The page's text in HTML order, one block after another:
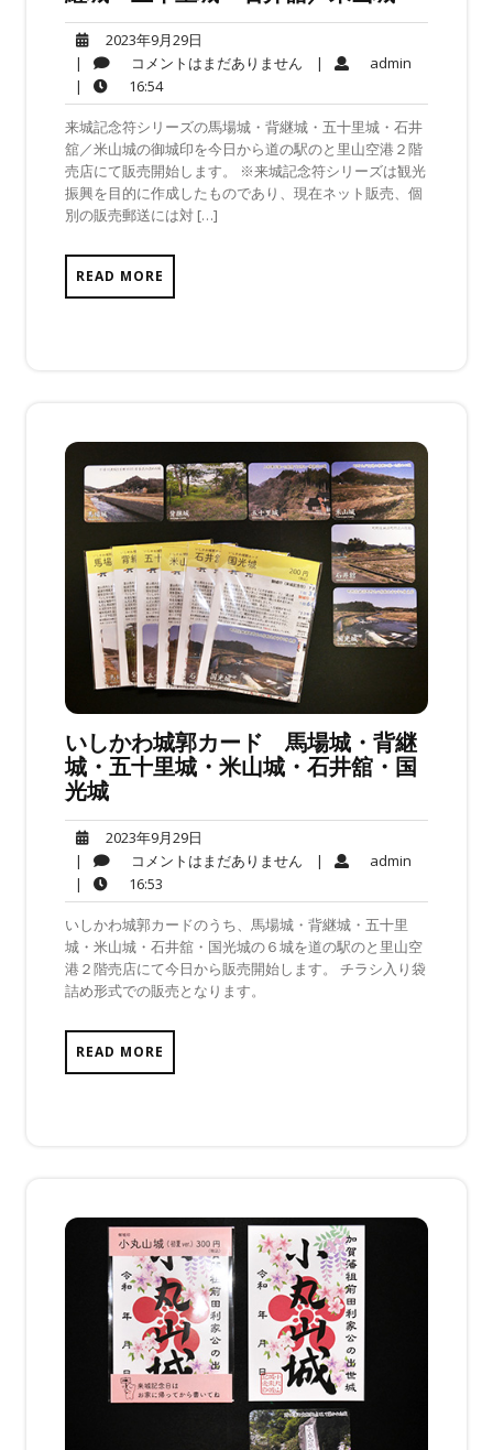
2023年9月29日
年
月
29
日
| コメントはまだありません
ン
ト
は
ま
だ
| admin
|
16:5416:54
来城記念符シリーズの馬場城・背継城・五十里城・石井
舘／米山城の御城印を今日から道の駅のと里山空港２階
売店にて販売開始します。 ※来城記念符シリーズは観光
振興を目的に作成したものであり、現在ネット販売、個
別の販売郵送には対 […]
READ MORE
いしかわ城郭カード 馬場城・背継
城・五十里城・米山城・石井舘・国
光城
2023年9月29日
年
月
29
日
| コメントはまだありません
ン
ト
は
ま
| admin
|
16:53
いしかわ城郭カードのうち、馬場城・背継城・五十里
城・米山城・石井舘・国光城の６城を道の駅のと里山空
港２階売店にて今日から販売開始します。 チラシ入り袋
詰め形式での販売となります。
READ MORE